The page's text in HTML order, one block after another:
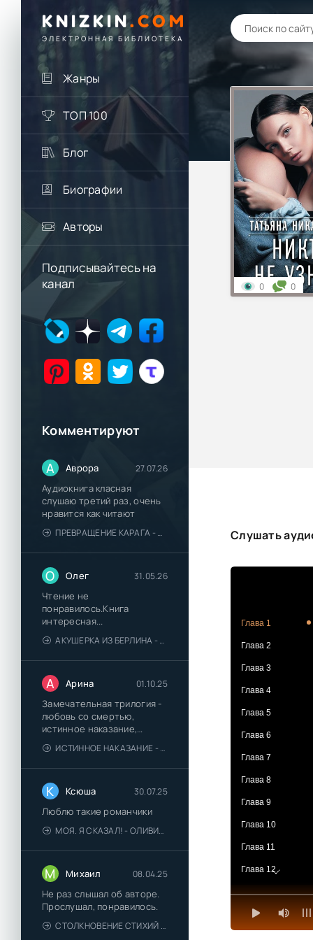
KNIZKIN. COM
ЭЛЕКТРОННАЯ БИБЛИОТЕКА
Жанры
ТОП 100
Блог
Биографии
Авторы
Подписывайтесь на
канал
Комментируют
А Аврора 27.07.26
Аудиокнига класная
слушаю третий раз, очень
нравится как читают
ПРЕВРАЩЕНИЕ КАРАГА - КАТЯ БРАНДИС
О Олег 31.05.26
Чтение не
понравилось.Книга
интересная...
АКУШЕРКА ИЗ БЕРЛИНА - АННА СТЮАРТ
А Арина 01.10.25
Замечательная трилогия -
любовь со смертью,
истинное наказание,
любимая для монстра -
понравились
ИСТИННОЕ НАКАЗАНИЕ - ОЛЬГА ГУСЕЙНОВА
К Ксюша 30.07.25
Люблю такие романчики
МОЯ. Я СКАЗАЛ! - ОЛИВИЯ ЛЕЙК
М Михаил 08.04.25
Не раз слышал об авторе.
Прослушал, понравилось.
СТОЛКНОВЕНИЕ СТИХИЙ - ВАЛЕРИЙ ГУМИНСКИЙ
0 0
Слушать
Глава 1
Глава 2
Глава 3
Глава 4
Глава 5
Глава 6
Глава 7
Глава 8
Глава 9
Глава 10
Глава 11
Глава 12
Глава 13
Глава 14